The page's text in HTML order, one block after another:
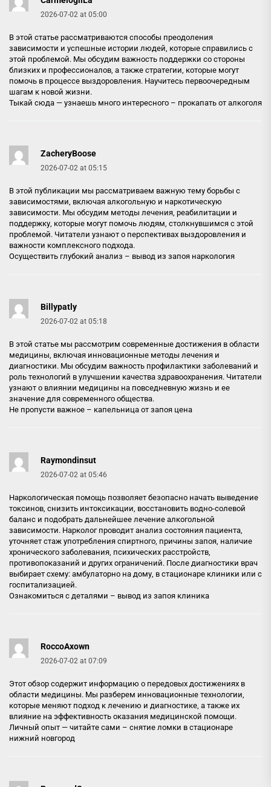
2026-07-02 at 05:00
В этой статье рассматриваются способы преодоления
зависимости и успешные истории людей, которые справились с
этой проблемой. Мы обсудим важность поддержки со стороны
близких и профессионалов, а также стратегии, которые могут
помочь в процессе выздоровления. Научитесь первоочередным
шагам к новой жизни.
Тыкай сюда — узнаешь много интересного – прокапать от алкоголя
ZacheryBoose
2026-07-02 at 05:15
В этой публикации мы рассматриваем важную тему борьбы с
зависимостями, включая алкогольную и наркотическую
зависимости. Мы обсудим методы лечения, реабилитации и
поддержку, которые могут помочь людям, столкнувшимся с этой
проблемой. Читатели узнают о перспективах выздоровления и
важности комплексного подхода.
Осуществить глубокий анализ – вывод из запоя наркология
Billypatly
2026-07-02 at 05:18
В этой статье мы рассмотрим современные достижения в области
медицины, включая инновационные методы лечения и
диагностики. Мы обсудим важность профилактики заболеваний и
роль технологий в улучшении качества здравоохранения. Читатели
узнают о влиянии медицины на повседневную жизнь и ее
значение для современного общества.
Не пропусти важное – капельница от запоя цена
Raymondinsut
2026-07-02 at 05:46
Наркологическая помощь позволяет безопасно начать выведение
токсинов, снизить интоксикации, восстановить водно-солевой
баланс и подобрать дальнейшее лечение алкогольной
зависимости. Нарколог проводит анализ состояния пациента,
уточняет стаж употребления спиртного, причины запоя, наличие
хронического заболевания, психических расстройств,
противопоказаний и других ограничений. После диагностики врач
выбирает схему: амбулаторно на дому, в стационаре клиники или с
госпитализацией.
Ознакомиться с деталями – вывод из запоя клиника
RoccoAxown
2026-07-02 at 07:09
Этот обзор содержит информацию о передовых достижениях в
области медицины. Мы разберем инновационные технологии,
которые меняют подход к лечению и диагностике, а также их
влияние на эффективность оказания медицинской помощи.
Личный опыт — читайте сами – снятие ломки в стационаре
нижний новгород